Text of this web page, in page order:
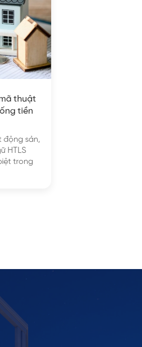
thuật
tiền
động sản,
HTLS
trong